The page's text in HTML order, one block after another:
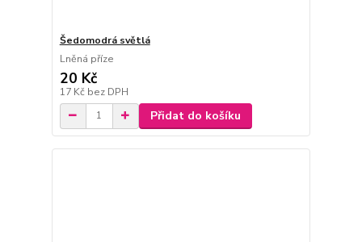
Šedomodrá světlá
Lněná příze
20 Kč
17 Kč bez DPH
Přidat do košíku